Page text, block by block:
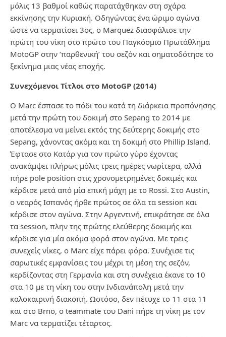
μόλις 13 βαθμοί καθώς παρατάχθηκαν στη σχάρα
εκκίνησης την Κυριακή. Οδηγώντας ένα ώριμο αγώνα
ώστε να τερματίσει 3ος, ο Marquez διασφάλισε την
πρώτη του νίκη στο πρώτο του Παγκόσμιο Πρωτάθλημα
MotoGP στην ‘παρθενική’ του σεζόν και σηματοδότησε το
ξεκίνημα μιας νέας εποχής.
Συνεχόμενοι Τίτλοι στο MotoGP (2014)
Ο Marc έσπασε το πόδι του κατά τη διάρκεια προπόνησης
μετά την πρώτη του δοκιμή στο Sepang το 2014 με
αποτέλεσμα να μείνει εκτός της δεύτερης δοκιμής στο
Sepang, χάνοντας ακόμα και τη δοκιμή στο Phillip Island.
Έφτασε στο Κατάρ για τον πρώτο γύρο έχοντας
ανακάμψει πλήρως μόλις τρεις ημέρες νωρίτερα, αλλά
πήρε pole position στις χρονομετρημένες δοκιμές και
κέρδισε μετά από μία επική μάχη με το Rossi. Στο Austin,
ο νεαρός Ισπανός ήρθε πρώτος σε όλα τα session και
κέρδισε στον αγώνα. Στην Αργεντινή, επικράτησε σε όλα
τα session, πλην της πρώτης ελεύθερης δοκιμής και
κέρδισε για μία ακόμα φορά στον αγώνα. Με τρεις
συνεχείς νίκες, ο Marc είχε πάρει φόρα. Συνέχισε τις
σαρωτικές εμφανίσεις του μέχρι τη μέση της σεζόν,
κερδίζοντας στη Γερμανία και στη συνέχεια έκανε το 10
στα 10 με τη νίκη του στην Ινδιανάπολη μετά την
καλοκαιρινή διακοπή. Ωστόσο, δεν πέτυχε το 11 στα 11
και στο Brno, ο teammate του Dani πήρε τη νίκη με τον
Marc να τερματίζει τέταρτος.